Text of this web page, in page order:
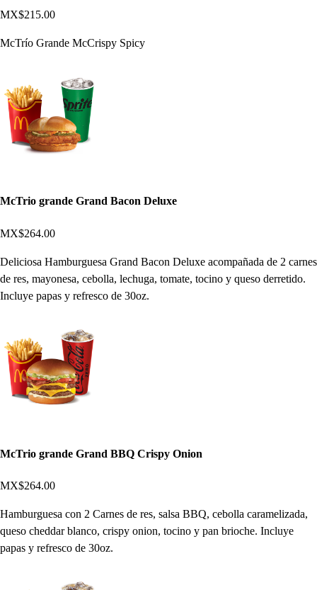
MX$215.00
McTrío Grande McCrispy Spicy
McTrio grande Grand Bacon Deluxe
MX$264.00
Deliciosa Hamburguesa Grand Bacon Deluxe acompañada de 2 carnes
de res, mayonesa, cebolla, lechuga, tomate, tocino y queso derretido.
Incluye papas y refresco de 30oz.
McTrio grande Grand BBQ Crispy Onion
MX$264.00
Hamburguesa con 2 Carnes de res, salsa BBQ, cebolla caramelizada,
queso cheddar blanco, crispy onion, tocino y pan brioche. Incluye
papas y refresco de 30oz.